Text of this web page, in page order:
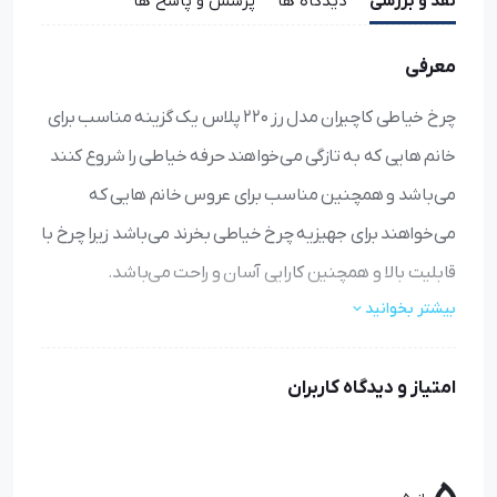
معرفی
چرخ خیاطی کاچیران مدل رز 220 پلاس یک گزینه مناسب برای
خانم هایی که به تازگی می‌خواهند حرفه خیاطی را شروع کنند
می‌باشد و همچنین مناسب برای عروس خانم هایی که
می‌خواهند برای جهیزیه چرخ خیاطی بخرند می‌باشد زیرا چرخ با
قابلیت بالا و همچنین کارایی آسان و راحت می‌باشد.
بیشتر بخوانید
امتیاز و دیدگاه کاربران